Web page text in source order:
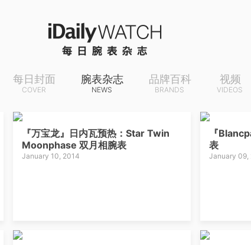
每日封面
COVER
腕表杂志
NEWS
品牌百科
BRANDS
视频
VIDEOS
『万宝龙』日内瓦预热：Star Twin
Moonphase 双月相腕表
January 10, 2014
『
表
January 09,